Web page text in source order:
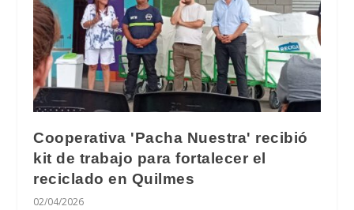
Cooperativa 'Pacha Nuestra' recibió
kit de trabajo para fortalecer el
reciclado en Quilmes
02/04/2026